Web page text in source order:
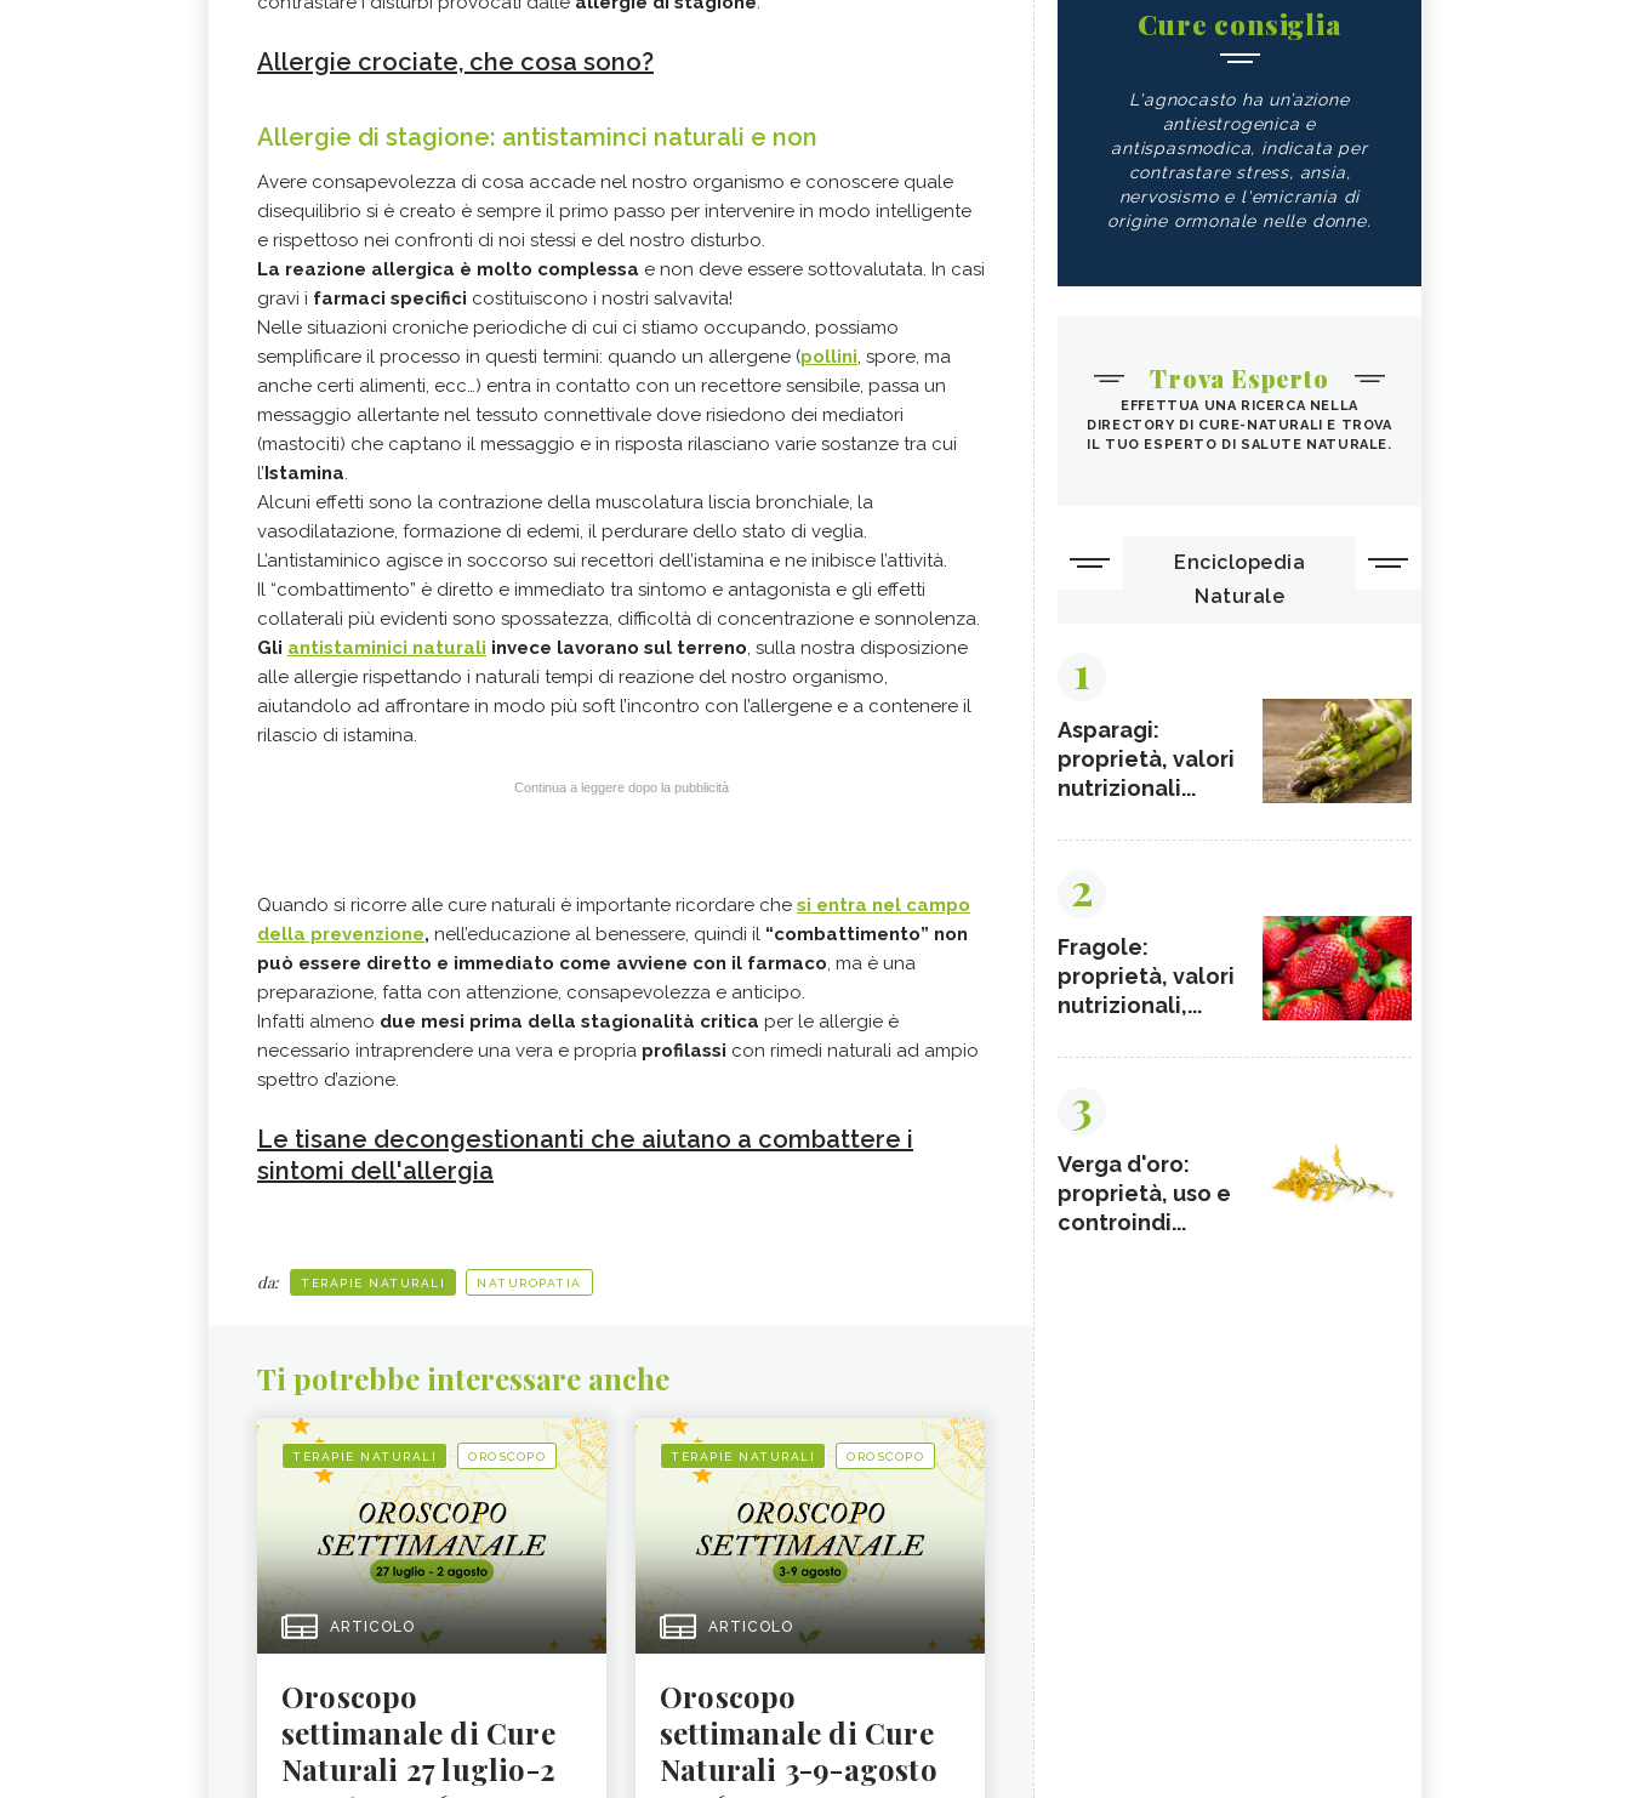
Allergie crociate, che cosa sono?
Allergie di stagione: antistaminci naturali e non
Avere consapevolezza di cosa accade nel nostro organismo e conoscere quale
disequilibrio si è creato è sempre il primo passo per intervenire in modo intelligente
e rispettoso nei confronti di noi stessi e del nostro disturbo.
La reazione allergica è molto complessa e non deve essere sottovalutata. In casi
gravi i farmaci specifici costituiscono i nostri salvavita!
Nelle situazioni croniche periodiche di cui ci stiamo occupando, possiamo
semplificare il processo in questi termini: quando un allergene (pollini, spore, ma
anche certi alimenti, ecc…) entra in contatto con un recettore sensibile, passa un
messaggio allertante nel tessuto connettivale dove risiedono dei mediatori
(mastociti) che captano il messaggio e in risposta rilasciano varie sostanze tra cui
l’Istamina.
Alcuni effetti sono la contrazione della muscolatura liscia bronchiale, la
vasodilatazione, formazione di edemi, il perdurare dello stato di veglia.
L’antistaminico agisce in soccorso sui recettori dell’istamina e ne inibisce l’attività.
Il “combattimento” è diretto e immediato tra sintomo e antagonista e gli effetti
collaterali più evidenti sono spossatezza, difficoltà di concentrazione e sonnolenza.
Gli antistaminici naturali invece lavorano sul terreno, sulla nostra disposizione
alle allergie rispettando i naturali tempi di reazione del nostro organismo,
aiutandolo ad affrontare in modo più soft l’incontro con l’allergene e a contenere il
rilascio di istamina.
Continua a leggere dopo la pubblicità
Quando si ricorre alle cure naturali è importante ricordare che si entra nel campo
della prevenzione, nell’educazione al benessere, quindi il “combattimento” non
può essere diretto e immediato come avviene con il farmaco, ma è una
preparazione, fatta con attenzione, consapevolezza e anticipo.
Infatti almeno due mesi prima della stagionalità critica per le allergie è
necessario intraprendere una vera e propria profilassi con rimedi naturali ad ampio
spettro d’azione.
Le tisane decongestionanti che aiutano a combattere i
sintomi dell'allergia
da: TERAPIE NATURALI NATUROPATIA
Ti potrebbe interessare anche
TERAPIE NATURALI OROSCOPO
ARTICOLO
Oroscopo
settimanale di Cure
Naturali 27 luglio-2
TERAPIE NATURALI OROSCOPO
ARTICOLO
Oroscopo
settimanale di Cure
Naturali 3-9-agosto
Cure consiglia
L'agnocasto ha un’azione
antiestrogenica e
antispasmodica, indicata per
contrastare stress, ansia,
nervosismo e l'emicrania di
origine ormonale nelle donne.
Trova Esperto
EFFETTUA UNA RICERCA NELLA
DIRECTORY DI CURE-NATURALI E TROVA
IL TUO ESPERTO DI SALUTE NATURALE.
Enciclopedia
Naturale
1
Asparagi:
proprietà, valori
nutrizionali...
2
Fragole:
proprietà, valori
nutrizionali,...
3
Verga d'oro:
proprietà, uso e
controindi...